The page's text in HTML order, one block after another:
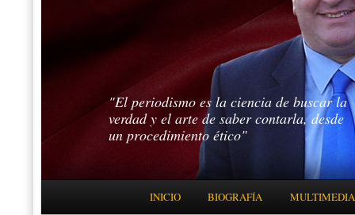
"El periodismo es la ciencia de buscar la
verdad y el arte de saber contarla, desde
un procedimiento ético"
IR AL CONTENIDO PRINCIPAL
IR AL CONTENIDO SECUNDARIO
INICIO BIOGRAFÍA MULTIMEDIA